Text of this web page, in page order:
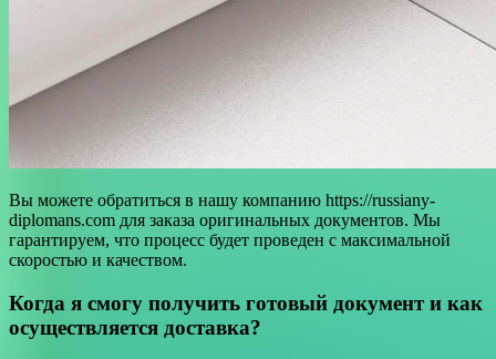
Вы можете обратиться в нашу компанию https://russiany-
diplomans.com для заказа оригинальных документов. Мы
гарантируем, что процесс будет проведен с максимальной
скоростью и качеством.
Когда я смогу получить готовый документ и как
осуществляется доставка?